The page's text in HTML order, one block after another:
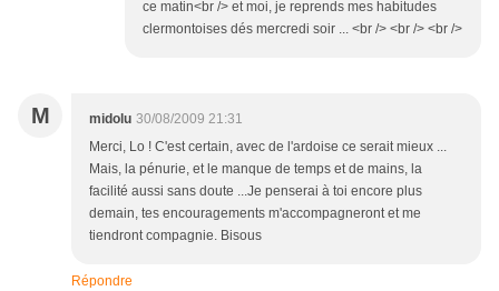
ce matin<br /> et moi, je reprends mes habitudes
clermontoises dés mercredi soir ... <br /> <br /> <br />
M midolu 30/08/2009 21:31
Merci, Lo ! C'est certain, avec de l'ardoise ce serait mieux ...
Mais, la pénurie, et le manque de temps et de mains, la
facilité aussi sans doute ...Je penserai à toi encore plus
demain, tes encouragements m'accompagneront et me
tiendront compagnie. Bisous
Répondre